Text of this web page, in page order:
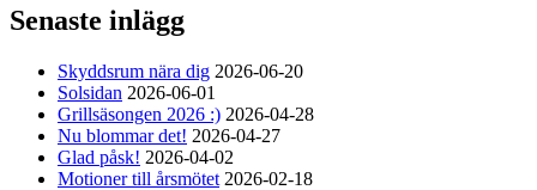
Senaste inlägg
Skyddsrum nära dig 2026-06-20
Solsidan 2026-06-01
Grillsäsongen 2026 :) 2026-04-28
Nu blommar det! 2026-04-27
Glad påsk! 2026-04-02
Motioner till årsmötet 2026-02-18